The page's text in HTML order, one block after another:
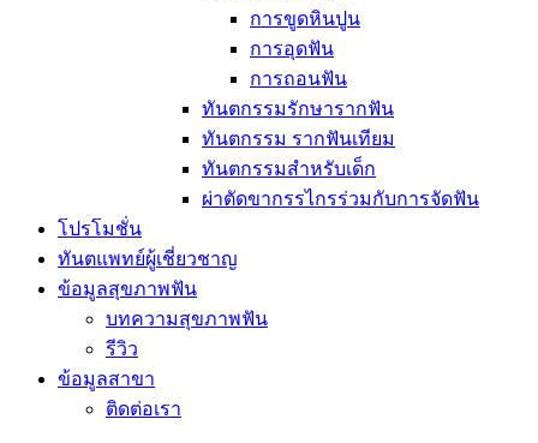
การขูดหินปูน
การอุดฟัน
การถอนฟัน
ทันตกรรมรักษารากฟัน
ทันตกรรม รากฟันเทียม
ทันตกรรมสำหรับเด็ก
ผ่าตัดขากรรไกรร่วมกับการจัดฟัน
โปรโมชั่น
ทันตแพทย์ผู้เชี่ยวชาญ
ข้อมูลสุขภาพฟัน
บทความสุขภาพฟัน
รีวิว
ข้อมูลสาขา
ติดต่อเรา